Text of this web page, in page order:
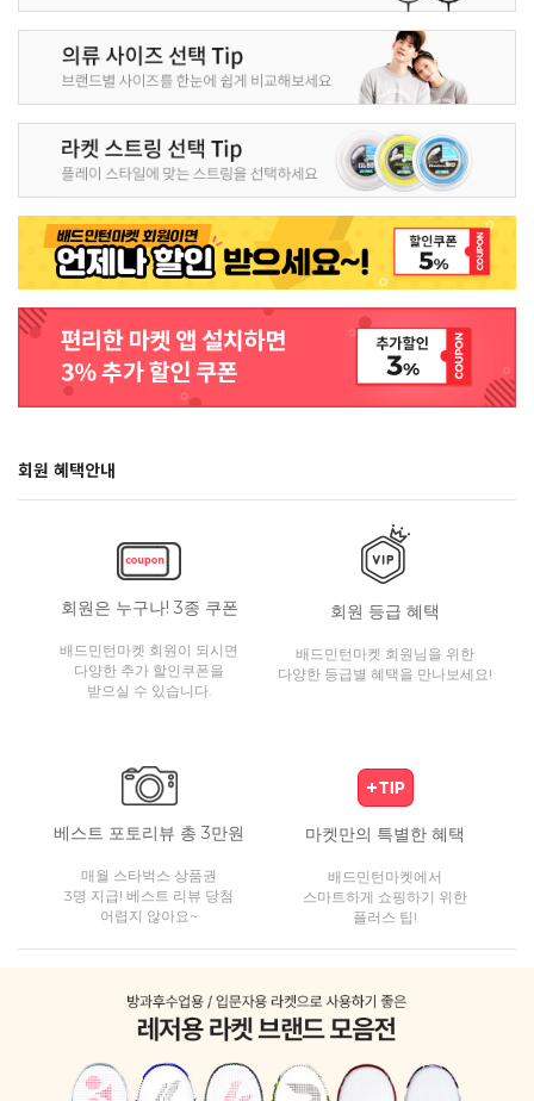
회원 혜택안내
회원은 누구나! 3종 쿠폰
배드민턴마켓 회원이 되시면
다양한 추가 할인쿠폰을
받으실 수 있습니다.
회원 등급 혜택
배드민턴마켓 회원님을 위한
다양한 등급별 혜택을 만나보세요!
베스트 포토리뷰 총 3만원
매월 스타벅스 상품권
3명 지급! 베스트 리뷰 당첨
어렵지 않아요~
마켓만의 특별한 혜택
배드민턴마켓에서
스마트하게 쇼핑하기 위한
플러스 팁!